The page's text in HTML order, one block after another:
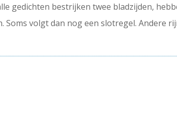
gedichten bestrijken twee bladzijden,
Soms volgt dan nog een slotregel. Andere